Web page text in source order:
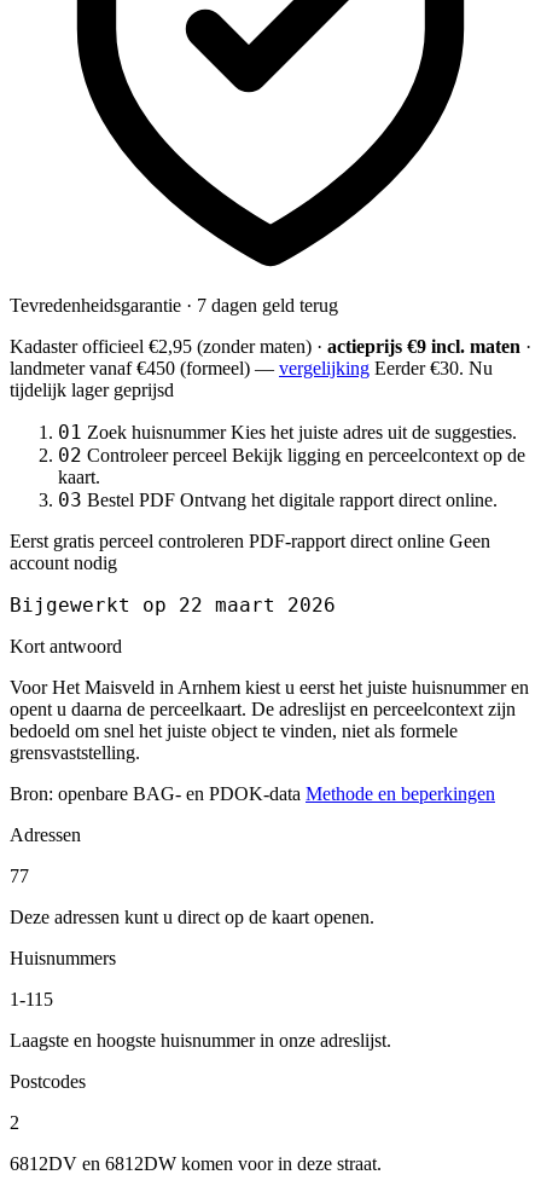
Tevredenheidsgarantie · 7 dagen geld terug
Kadaster officieel €2,95 (zonder maten) · actieprijs €9 incl. maten ·
landmetervanaf €450 (formeel) — vergelijking Eerder €30. Nu
tijdelijk lager geprijsd
01 Zoek huisnummer Kies het juiste adres uit de suggesties.
02 Controleer perceel Bekijk ligging en perceelcontext op de
kaart.
03 Bestel PDF Ontvang het digitale rapport direct online.
Eerst gratis perceel controleren PDF-rapport direct online Geen
account nodig
Bijgewerkt op 22 maart 2026
Kort antwoord
Voor Het Maisveld in Arnhem kiest u eerst het juiste huisnummer en
opent u daarna de perceelkaart. De adreslijst en perceelcontext zijn
bedoeld om snel het juiste object te vinden, niet als formele
grensvaststelling.
Bron: openbare BAG- en PDOK-data Methode en beperkingen
Adressen
77
Deze adressen kunt u direct op de kaart openen.
Huisnummers
1-115
Laagste en hoogste huisnummer in onze adreslijst.
Postcodes
2
6812DV en 6812DW komen voor in deze straat.